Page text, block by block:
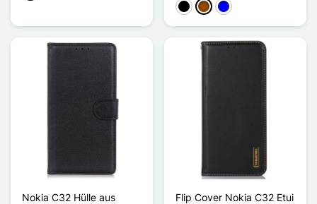
Schwarz
BraunBlau
Nokia C32 Hülle aus
Flip Cover Nokia C32 Etui